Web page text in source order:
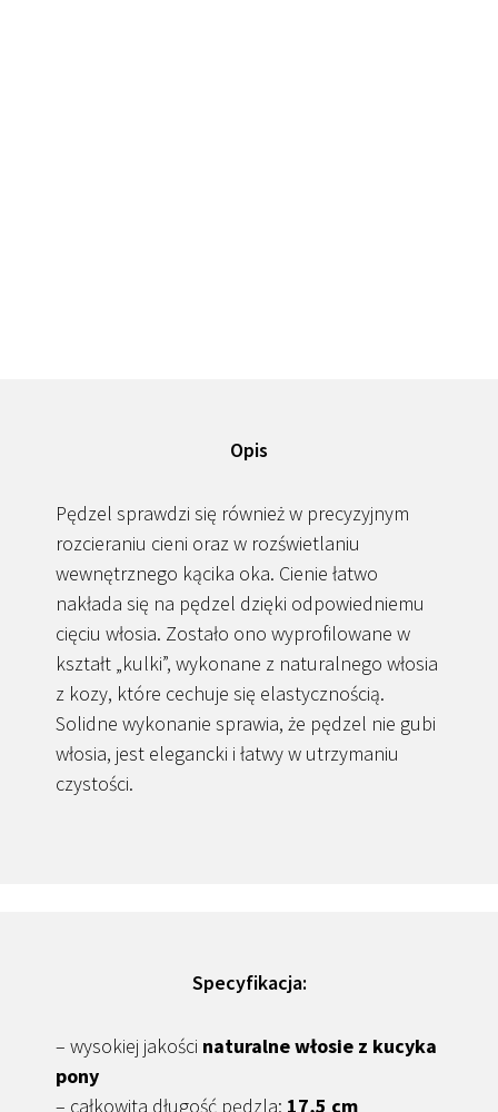
Opis
Pędzel sprawdzi się również w precyzyjnym
rozcieraniu cieni oraz w rozświetlaniu
wewnętrznego kącika oka. Cienie łatwo
nakłada się na pędzel dzięki odpowiedniemu
cięciu włosia. Zostało ono wyprofilowane w
kształt „kulki”, wykonane z naturalnego włosia
z kozy, które cechuje się elastycznością.
Solidne wykonanie sprawia, że pędzel nie gubi
włosia, jest elegancki i łatwy w utrzymaniu
czystości.
Specyfikacja:
– wysokiej jakości naturalne włosie z kucyka
pony
– całkowita długość pędzla: 17,5 cm